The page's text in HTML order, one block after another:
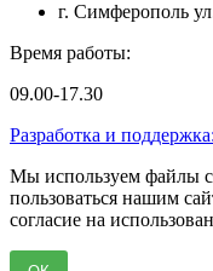
г. Симферополь
Время работы:
09.00-17.30
Разработка и
Мы используем файлы
пользоваться нашим
согласие на